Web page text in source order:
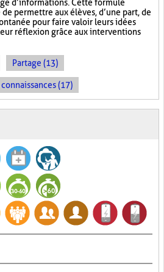
d’informations. Cette formule
permettre aux élèves, d’une part, de
pour faire valoir leurs idées
réflexion grâce aux interventions
Partage (13)
(17)